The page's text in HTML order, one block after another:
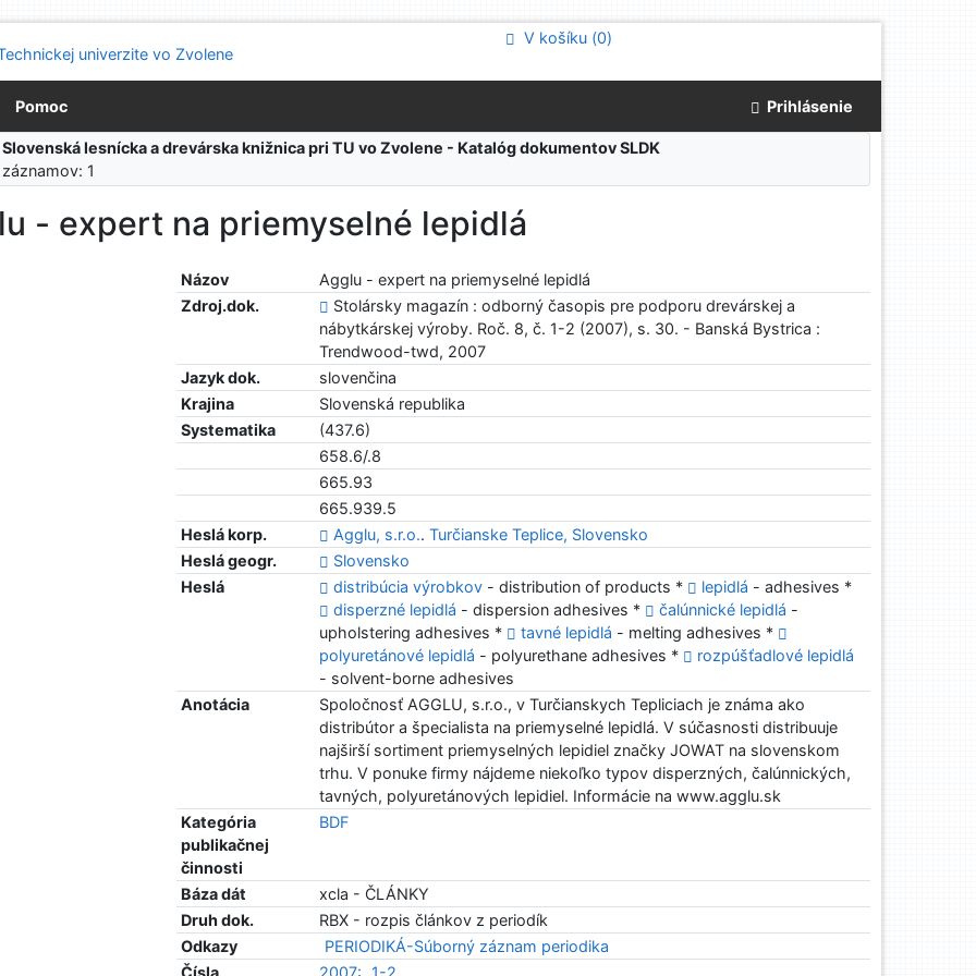
V košíku (0)
Pomoc Prihlásenie
Slovenská lesnícka a drevárska knižnica pri TU vo Zvolene - Katalóg dokumentov SLDK
1
- expert na priemyselné lepidlá
Názov
Agglu - expert na priemyselné lepidlá
Zdroj.dok.
Stolársky magazín : odborný časopis pre podporu drevárskej a
nábytkárskej výroby. Roč. 8, č. 1-2 (2007), s. 30. - Banská Bystrica :
Trendwood-twd, 2007
Jazyk dok.
slovenčina
Krajina
Slovenská republika
Systematika
(437.6)
658.6/.8
665.93
665.939.5
Heslá korp.
Agglu, s.r.o..Turčianske Teplice, Slovensko
Heslá geogr.
Slovensko
Heslá
distribúcia výrobkov - distribution of products * lepidlá - adhesives *
disperzné lepidlá - dispersion adhesives * čalúnnické lepidlá -
upholstering adhesives *
tavné lepidlá - melting adhesives *
polyuretánové lepidlá - polyurethane adhesives *
rozpúšťadlové lepidlá
- solvent-borne adhesives
Anotácia
Spoločnosť AGGLU, s.r.o., v Turčianskych Tepliciach je známa ako
distribútor a špecialista na priemyselné lepidlá. V súčasnosti distribuuje
najširší sortiment priemyselných lepidiel značky JOWAT na slovenskom
trhu. V ponuke firmy nájdeme niekoľko typov disperzných, čalúnnických,
tavných, polyuretánových lepidiel. Informácie na www.agglu.sk
Kategória
publikačnej
činnosti
BDF
Báza dát
xcla - ČLÁNKY
Druh dok.
RBX - rozpis článkov z periodík
Odkazy
PERIODIKÁ-Súborný záznam periodika